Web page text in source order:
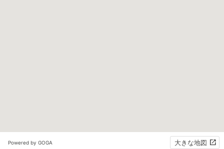
Powered by GOGA 大きな地図